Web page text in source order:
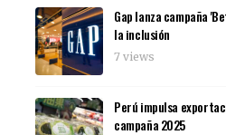
Gap lanza campaña
la inclusión
7 views
Perú impulsa
campaña 2025